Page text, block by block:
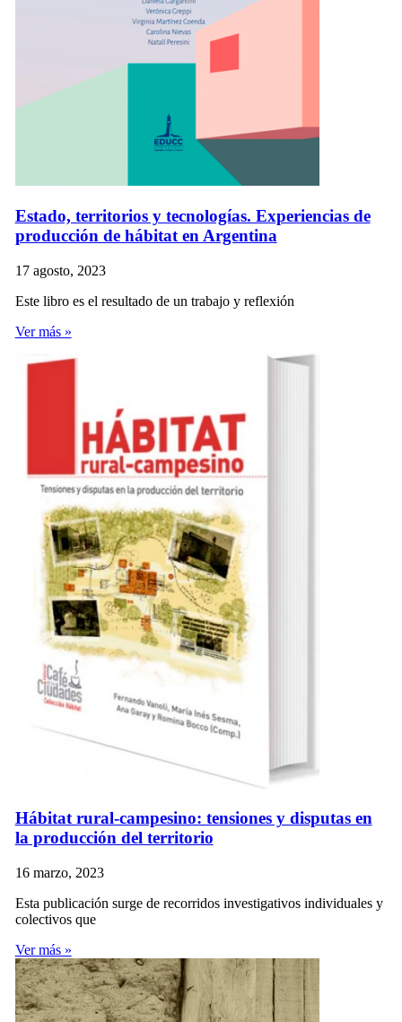
Estado, territorios y tecnologías. Experiencias de
producción de hábitat en Argentina
17 agosto, 2023
Este libro es el resultado de un trabajo y reflexión
Ver más »
Hábitat rural-campesino: tensiones y disputas en
la producción del territorio
16 marzo, 2023
Esta publicación surge de recorridos investigativos individuales y
colectivos que
Ver más »